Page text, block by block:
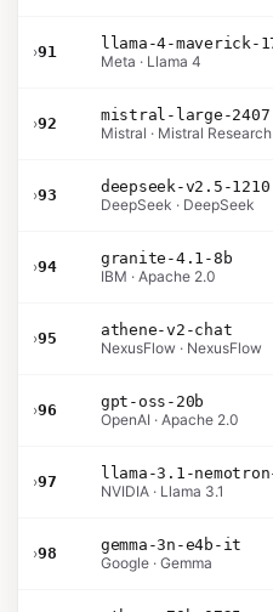
›91
Meta · Llama 4
›92
mistral-large-2407
Mistral · Mistral Research
›93
deepseek-v2.5-1210
DeepSeek · DeepSeek
›94
granite-4.1-8b
IBM · Apache 2.0
›95
athene-v2-chat
NexusFlow · NexusFlow
›96
gpt-oss-20b
OpenAI · Apache 2.0
›97
NVIDIA · Llama 3.1
›98
gemma-3n-e4b-it
Google · Gemma